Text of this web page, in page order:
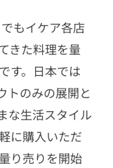
もイケア各店
きた料理を量
す。日本では
トのみの展開と
な生活スタイル
に購入いただ
り売りを開始